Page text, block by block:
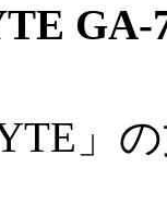
GA-
」